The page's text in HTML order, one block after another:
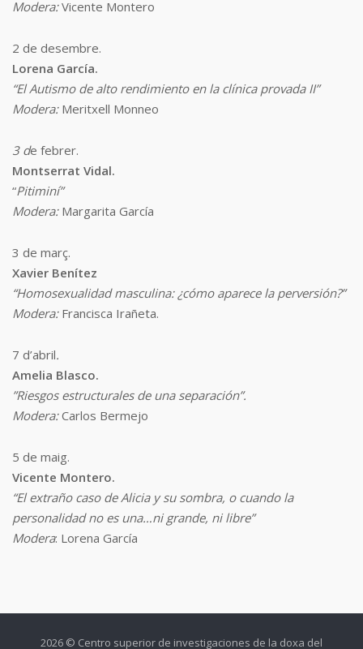
Modera:Vicente Montero
2 de desembre.
Lorena García.
“El Autismo de alto rendimiento en la clínica provada II”
Modera: Meritxell Monneo
3 de febrer.
Montserrat Vidal.
“Pitiminí”
Modera: Margarita García
3 de març.
Xavier Benítez
“Homosexualidad masculina: ¿cómo aparece la perversión?”
Modera: Francisca Irañeta.
7 d’abril.
Amelia Blasco.
”Riesgos estructurales de una separación”.
Modera:Carlos Bermejo
5 de maig.
Vicente Montero.
“El extraño caso de Alicia y su sombra, o cuando la
personalidad no es una…ni grande, ni libre”
Modera: Lorena García
2026 © Centro superior de investigaciones de la doxa del